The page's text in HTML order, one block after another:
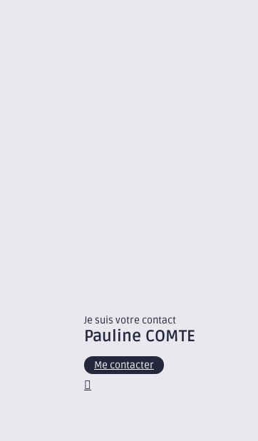
Je suis votre contact
Pauline COMTE
Me contacter